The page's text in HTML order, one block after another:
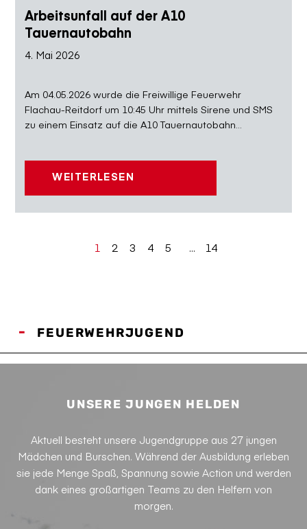
4. Mai 2026
Arbeitsunfall auf der A10
Tauernautobahn
Am 04.05.2026 wurde die Freiwillige Feuerwehr
Flachau-Reitdorf um 10:45 Uhr mittels Sirene und SMS
zu einem Einsatz auf die A10 Tauernautobahn...
WEITERLESEN
1 2 3 4 5 ... 14
FEUERWEHRJUGEND
UNSERE JUNGEN HELDEN
Aktuell besteht unsere Jugendgruppe aus 27 jungen
Mädchen und Burschen. Während der Ausbildung erleben
sie jede Menge Spaß, Spannung sowie Action und werden
dank eines großartigen Teams zu den Helfern von
morgen.